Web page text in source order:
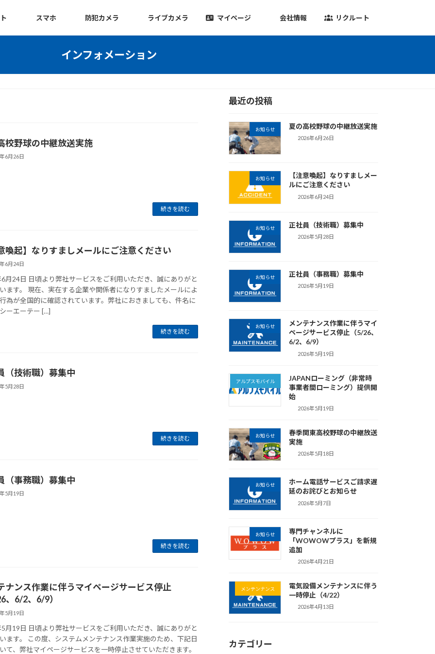
スマホ 防犯カメラ ライブカメラ マイページ 会社情報 リクルート
インフォメーション
校野球の中継放送実施
6月26日
続きを読む
喚起】なりすましメールにご注意ください
6月24日
月24日 日頃より弊社サービスをご利用いただき、誠にありがと
ます。 現在、実在する企業や関係者になりすましたメールによ
為が全国的に確認されています。弊社におきましても、件名に
シーエーテー […]
続きを読む
（技術職）募集中
5月28日
続きを読む
（事務職）募集中
5月19日
続きを読む
ナンス作業に伴うマイページサービス停止
、6/2、6/9）
5月19日
月19日 日頃より弊社サービスをご利用いただき、誠にありがと
ます。 この度、システムメンテナンス作業実施のため、下記日
て、弊社マイページサービスを一時停止させていただきます。
最近の投稿
お知らせ 夏の高校野球の中継放送実施
2026年6月26日
お知らせ
【注意喚起】なりすましメー
ルにご注意ください
2026年6月24日
お知らせ 正社員（技術職）募集中
2026年5月28日
お知らせ 正社員（事務職）募集中
2026年5月19日
お知らせ
メンテナンス作業に伴うマイ
ページサービス停止（5/26、
6/2、6/9）
2026年5月19日
アルプスモバイル
JAPANローミング（非常時
事業者間ローミング）提供開
始
2026年5月19日
お知らせ
春季関東高校野球の中継放送
実施
2026年5月18日
お知らせ
ホーム電話サービスご請求遅
延のお詫びとお知らせ
2026年5月7日
お知らせ
専門チャンネルに
「WOWOWプラス」を新規
追加
2026年4月21日
メンテンナンス
電気設備メンテナンスに伴う
一時停止（4/22）
2026年4月13日
カテゴリー